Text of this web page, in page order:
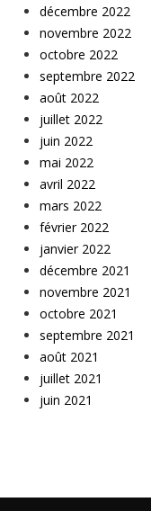
décembre 2022
novembre 2022
octobre 2022
septembre 2022
août 2022
juillet 2022
juin 2022
mai 2022
avril 2022
mars 2022
février 2022
janvier 2022
décembre 2021
novembre 2021
octobre 2021
septembre 2021
août 2021
juillet 2021
juin 2021